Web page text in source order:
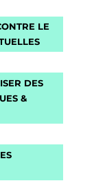
LE
DES
&